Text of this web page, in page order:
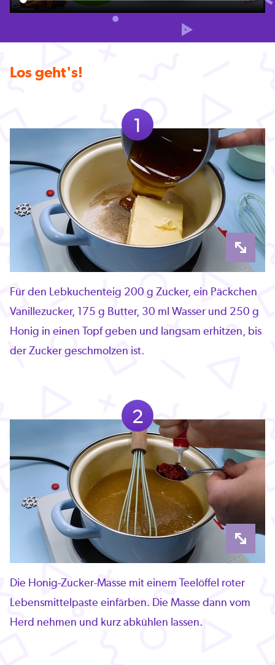
Los geht's!
1
Für den Lebkuchenteig 200 g Zucker, ein Päckchen
Vanillezucker, 175 g Butter, 30 ml Wasser und 250 g
Honig in einen Topf geben und langsam erhitzen, bis
der Zucker geschmolzen ist.
2
Die Honig-Zucker-Masse mit einem Teelöffel roter
Lebensmittelpaste einfärben. Die Masse dann vom
Herd nehmen und kurz abkühlen lassen.